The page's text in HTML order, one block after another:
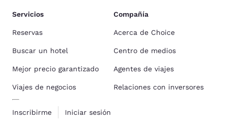
Servicios
Reservas
Buscar un hotel
Mejor precio garantizado
Viajes de negocios
Inscribirme Iniciar sesión
Compañía
Acerca de Choice
Centro de medios
Agentes de viajes
Relaciones con inversores